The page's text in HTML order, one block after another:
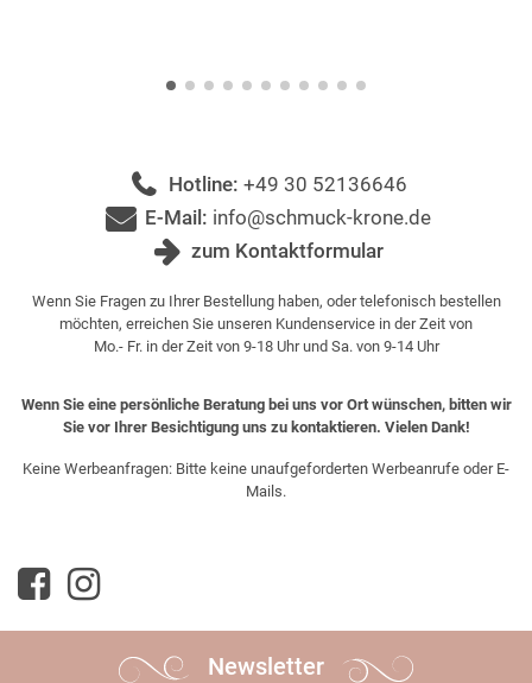
Hotline: +49 30 52136646
E-Mail: info@schmuck-krone.de
zum Kontaktformular
Wenn Sie Fragen zu Ihrer Bestellung haben, oder telefonisch bestellen
möchten, erreichen Sie unseren Kundenservice in der Zeit von
Mo.- Fr. in der Zeit von 9-18 Uhr und Sa. von 9-14 Uhr
Wenn Sie eine persönliche Beratung bei uns vor Ort wünschen, bitten wir
Sie vor Ihrer Besichtigung uns zu kontaktieren. Vielen Dank!
Keine Werbeanfragen: Bitte keine unaufgeforderten Werbeanrufe oder E-
Mails.
Newsletter